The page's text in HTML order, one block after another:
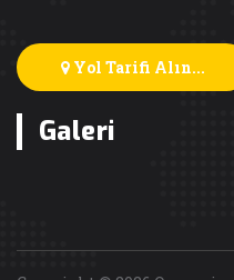
Yol Tarifi Alın...
Galeri